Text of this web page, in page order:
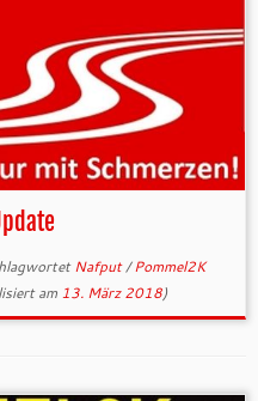
Nafput/Pommel2K
am 13. März 2018)